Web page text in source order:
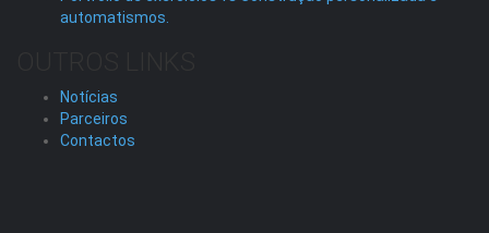
automatismos.
Notícias
Parceiros
Contactos